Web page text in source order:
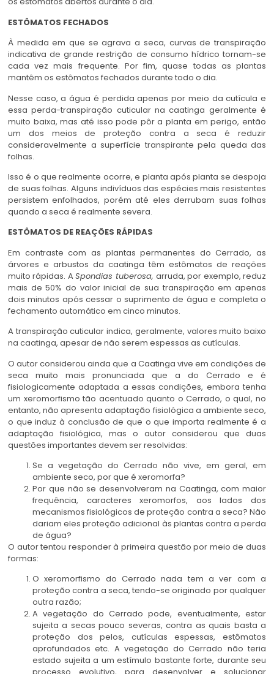
ESTÔMATOS FECHADOS
À medida em que se agrava a seca, curvas de transpiração
indicativa de grande restrição de consumo hídrico tornam-se
cada vez mais frequente. Por fim, quase todas as plantas
mantêm os estômatos fechados durante todo o dia.
Nesse caso, a água é perdida apenas por meio da cutícula e
essa perda-transpiração cuticular na caatinga geralmente é
muito baixa, mas até isso pode pôr a planta em perigo, então
um dos meios de proteção contra a seca é reduzir
consideravelmente a superfície transpirante pela queda das
folhas.
Isso é o que realmente ocorre, e planta após planta se despoja
de suas folhas. Alguns indivíduos das espécies mais resistentes
persistem enfolhados, porém até eles derrubam suas folhas
quando a seca é realmente severa.
ESTÔMATOS DE REAÇÕES RÁPIDAS
Em contraste com as plantas permanentes do Cerrado, as
árvores e arbustos da caatinga têm estômatos de reações
muito rápidas. ASpondias tuberosa, arruda, por exemplo, reduz
mais de 50% do valor inicial de sua transpiração em apenas
dois minutos após cessar o suprimento de água e completa o
fechamento automático em cinco minutos.
A transpiração cuticular indica, geralmente, valores muito baixo
na caatinga, apesar de não serem espessas as cutículas.
O autor considerou ainda que a Caatinga vive em condições de
seca muito mais pronunciada que a do Cerrado e é
fisiologicamente adaptada a essas condições, embora tenha
um xeromorfismo tão acentuado quanto o Cerrado, o qual, no
entanto, não apresenta adaptação fisiológica a ambiente seco,
o que induz à conclusão de que o que importa realmente é a
adaptação fisiológica, mas o autor considerou que duas
questões importantes devem ser resolvidas:
Se a vegetação do Cerrado não vive, em geral, em
ambiente seco, por que é xeromorfa?
Por que não se desenvolveram na Caatinga, com maior
frequência, caracteres xeromorfos, aos lados dos
mecanismos fisiológicos de proteção contra a seca? Não
dariam eles proteção adicional às plantas contra a perda
de água?
O autor tentou responder à primeira questão por meio de duas
formas:
O xeromorfismo do Cerrado nada tem a ver com a
proteção contra a seca, tendo-se originado por qualquer
outra razão;
A vegetação do Cerrado pode, eventualmente, estar
sujeita a secas pouco severas, contra as quais basta a
proteção dos pelos, cutículas espessas, estômatos
aprofundados etc. A vegetação do Cerrado não teria
estado sujeita a um estímulo bastante forte, durante seu